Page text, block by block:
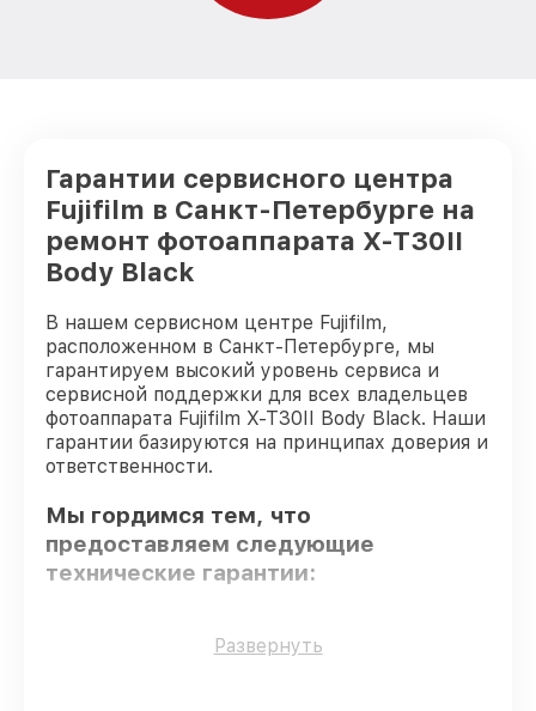
Гарантии сервисного центра
Fujifilm в Санкт-Петербурге на
ремонт фотоаппарата X-T30II
Body Black
В нашем сервисном центре Fujifilm,
расположенном в Санкт-Петербурге, мы
гарантируем высокий уровень сервиса и
сервисной поддержки для всех владельцев
фотоаппарата Fujifilm X-T30II Body Black. Наши
гарантии базируются на принципах доверия и
ответственности.
Мы гордимся тем, что
предоставляем следующие
технические гарантии:
Использование оригинальных
Развернуть